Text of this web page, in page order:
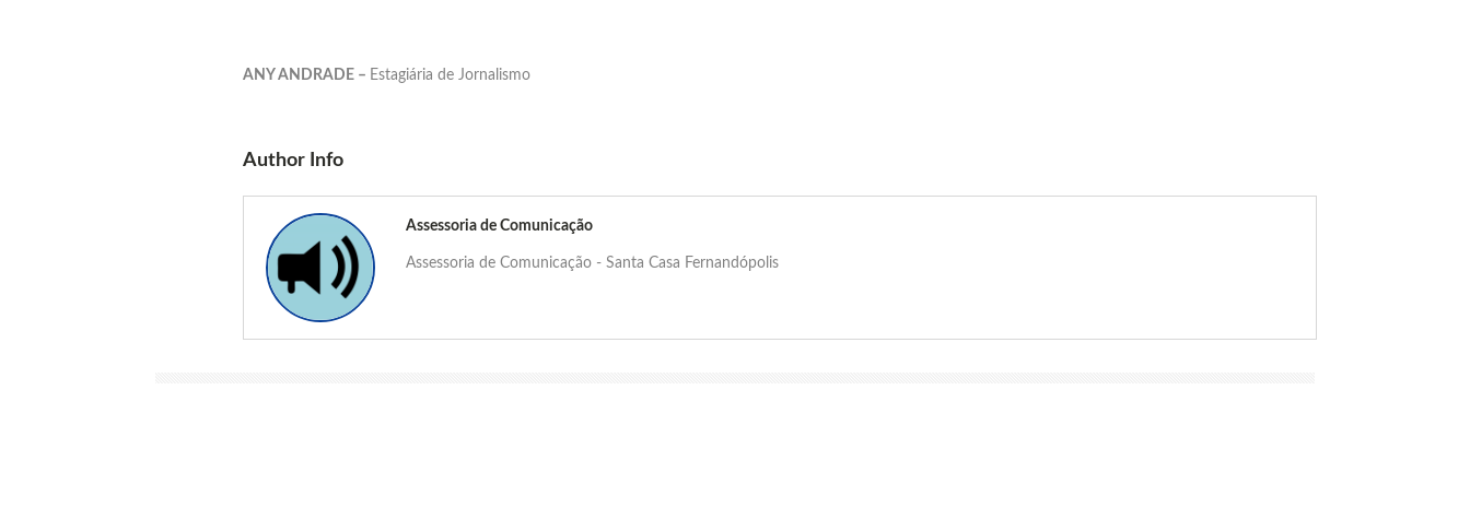
ANY ANDRADE – Estagiária de Jornalismo
Author Info
Assessoria de Comunicação
Assessoria de Comunicação - Santa Casa Fernandópolis